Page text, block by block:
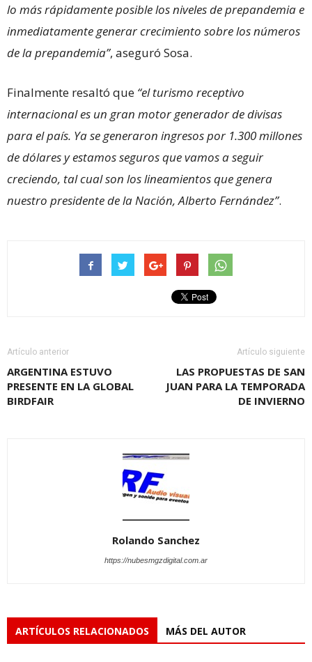
lo más rápidamente posible los niveles de prepandemia e
inmediatamente generar crecimiento sobre los números
de la prepandemia”, aseguró Sosa.
Finalmente resaltó que “el turismo receptivo
internacional es un gran motor generador de divisas
para el país. Ya se generaron ingresos por 1.300 millones
de dólares y estamos seguros que vamos a seguir
creciendo, tal cual son los lineamientos que genera
nuestro presidente de la Nación, Alberto Fernández”.
Artículo anterior
ARGENTINA ESTUVO
PRESENTE EN LA GLOBAL
BIRDFAIR
Artículo siguiente
LAS PROPUESTAS DE SAN
JUAN PARA LA TEMPORADA
DE INVIERNO
Rolando Sanchez
https://nubesmgzdigital.com.ar
ARTÍCULOS RELACIONADOS MÁS DEL AUTOR